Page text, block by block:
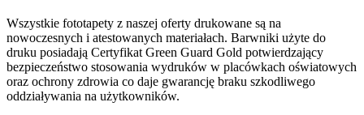
Wszystkie fototapety z naszej oferty drukowane są na
nowoczesnych i atestowanych materiałach. Barwniki użyte do
druku posiadają Certyfikat Green Guard Gold potwierdzający
bezpieczeństwo stosowania wydruków w placówkach oświatowych
oraz ochrony zdrowia co daje gwarancję braku szkodliwego
oddziaływania na użytkowników.